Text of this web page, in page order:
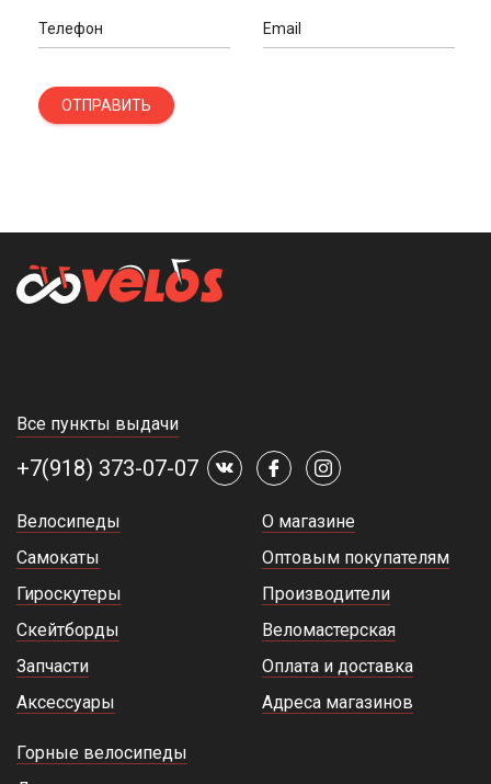
Телефон Email
ОТПРАВИТЬ
Все пункты выдачи
+7(918) 373-07-07
Велосипеды
Самокаты
Гироскутеры
Скейтборды
Запчасти
Аксессуары
О магазине
Оптовым покупателям
Производители
Веломастерская
Оплата и доставка
Адреса магазинов
Горные велосипеды